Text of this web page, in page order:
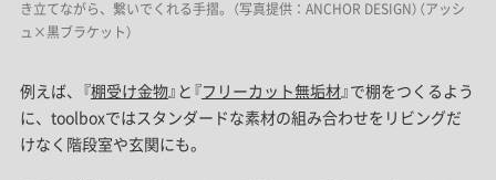
き立てながら、繋いでくれる手摺。（写真提供：ANCHOR DESIGN）（アッシ
ュ×黒ブラケット）
例えば、『棚受け金物』と『フリーカット無垢材』で棚をつくるよう
に、toolboxではスタンダードな素材の組み合わせをリビングだ
けなく階段室や玄関にも。